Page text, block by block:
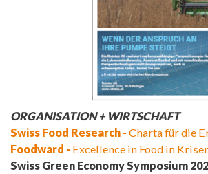
ORGANISATION + WIRTSCHAFT
Swiss Food Research - Charta für die
Foodward - Excellence in Food in
Swiss Green Economy Symposium